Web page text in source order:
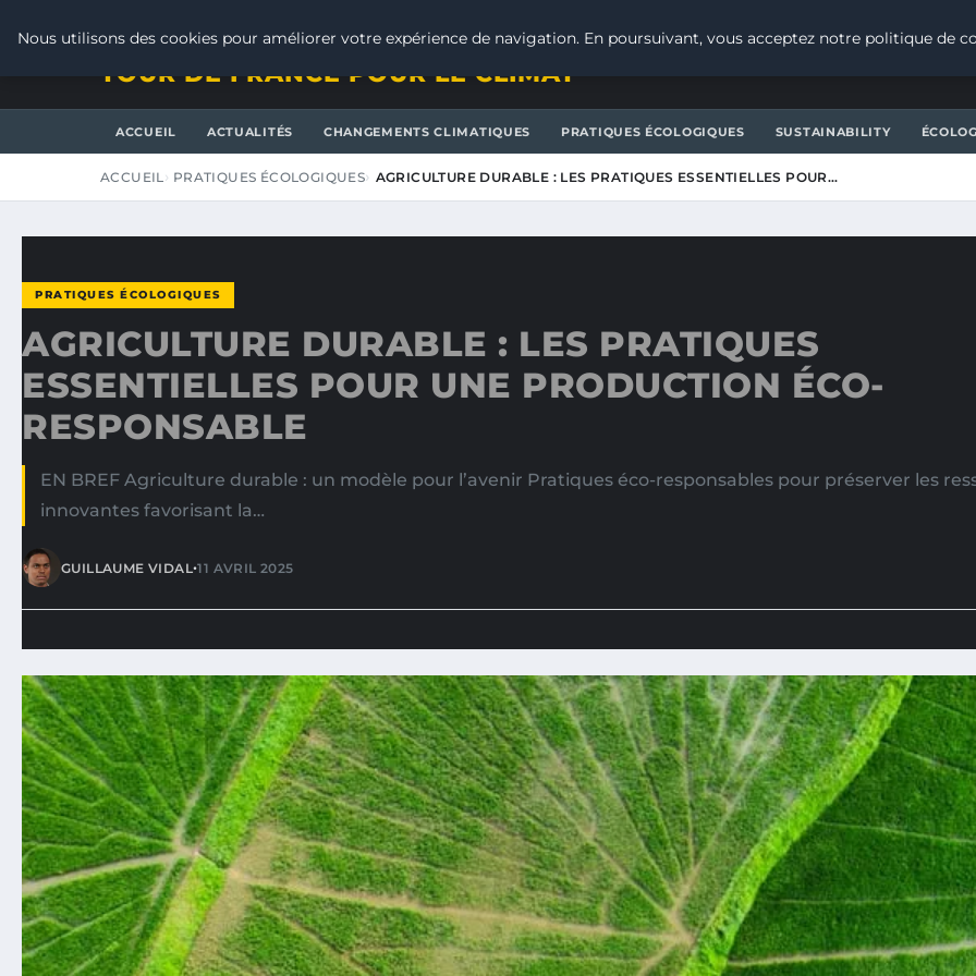
TOUR DE FRANCE POUR LE CLIMAT
ACCUEIL ACTUALITÉS CHANGEMENTS CLIMATIQUES PRATIQUES ÉCOLOGIQUES SUSTAINABILITY
ACCUEIL PRATIQUES ÉCOLOGIQUES AGRICULTURE DURABLE : LES PRATIQUES ESSENTIELLES POUR…
PRATIQUES ÉCOLOGIQUES
AGRICULTURE DURABLE : LES PRATIQUES
ESSENTIELLES POUR UNE PRODUCTION ÉCO-
RESPONSABLE
EN BREF Agriculture durable : un modèle pour l’avenir Pratiques éco-responsables pour préserver les
innovantes favorisant la…
GUILLAUME VIDAL•11 AVRIL 2025
Nous utilisons des cookies pour améliorer votre expérience de navigation. En poursuivant, vous acceptez notre politique de